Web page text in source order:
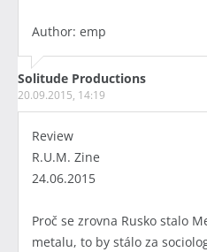
Author: emp
Solitude Productions
20.09.2015, 14:19
Review
R.U.M. Zine
24.06.2015
Proč se zrovna Rusko stalo
metalu, to by stálo za